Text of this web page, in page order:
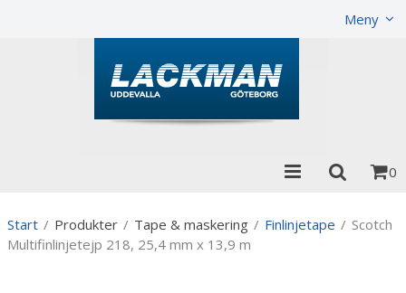
Meny
0
Start / Produkter / Tape & maskering / Finlinjetape / Scotch
Multifinlinjetejp 218, 25,4 mm x 13,9 m